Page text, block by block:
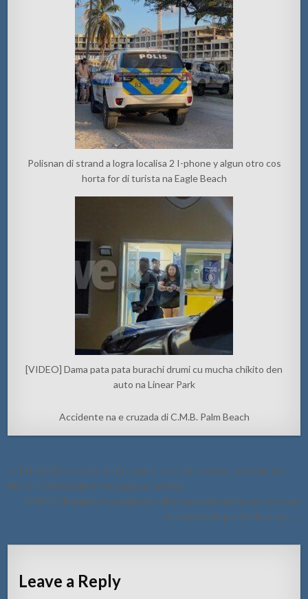
Polisnan di strand a logra localisa 2 I-phone y algun otro cos
horta for di turista na Eagle Beach
[VIDEO] Dama pata pata burachi drumi cu mucha chikito den
auto na Linear Park
Accidente na e cruzada di C.M.B. Palm Beach
Post
navigation
← [VIDEO] Sero Patrishi ta sigui ta “hot” den noticia, auto Nissan
March intencionalmente pega na candela.
[VIDEO] Durante investigacion di e caso na hotzone, polis a topa
dos dama bringando riba caya →
Leave a Reply